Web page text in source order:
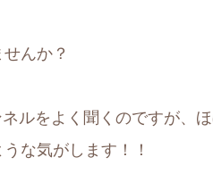
んか？
ルをよく聞くのですが、
な気がします！！